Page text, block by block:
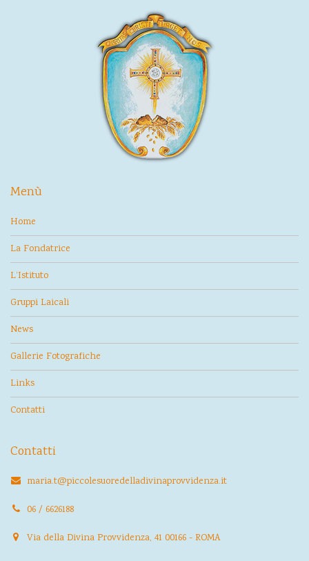
Menù
Home
La Fondatrice
L’Istituto
Gruppi Laicali
News
Gallerie Fotografiche
Links
Contatti
Contatti
maria.t@piccolesuoredelladivinaprovvidenza.it
06 / 6626188
Via della Divina Provvidenza, 41 00166 - ROMA